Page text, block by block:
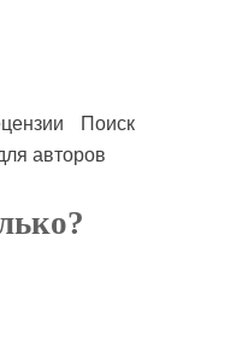
Поиск
авторов